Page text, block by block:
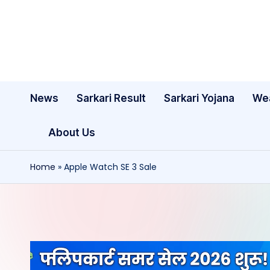
News Sarkari Result Sarkari Yojana
About Us
Home » Apple Watch SE 3 Sale